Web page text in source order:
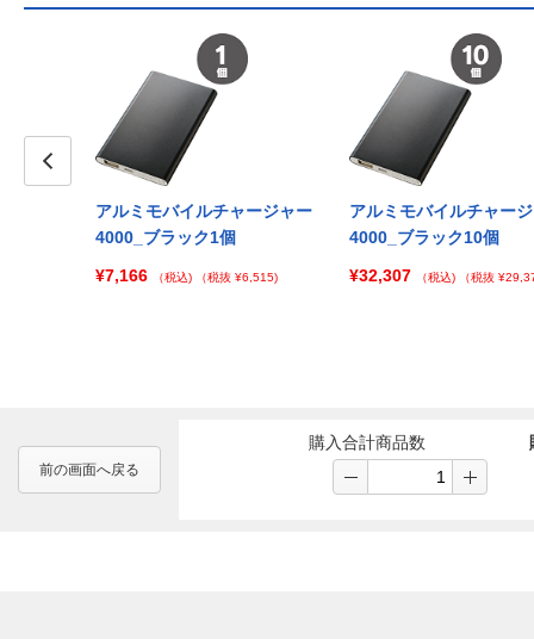
アルミモバイルチャージャー
4000_ブラック1個
¥7,166
（税込) （税抜 ¥6,515)
アルミモバイルチャー
4000_ブラック10個
¥32,307
（税込) （税抜
前の画面へ戻る
購入合計商品数